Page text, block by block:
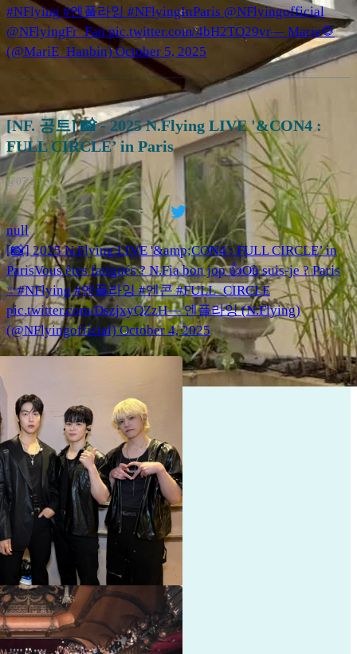
#NFlying #엔플라잉 #NFlyingInParis @NFlyingofficial
@NFlyingFr_Fan pic.twitter.com/4bH2TO29vr— Marie🌻
(@MariE_Hanbin) October 5, 2025
[NF. 공트] 📸 - 2025 N.Flying LIVE '&CON4 :
FULL CIRCLE’ in Paris
@07:23
null
[📸] 2025 N.Flying LIVE '&amp;CON4 : FULL CIRCLE’ in
ParisVous êtes fatigués ? N.Fia bon jop 👍Où suis-je ? Paris
✨#NFlying #엔플라잉 #엔콘 #FULL_CIRCLE
pic.twitter.com/DszjxyQZzH— 엔플라잉 (N.Flying)
(@NFlyingofficial) October 4, 2025